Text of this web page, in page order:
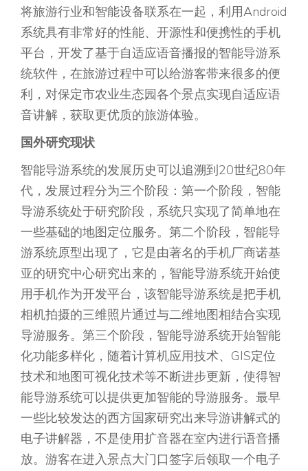
将旅游行业和智能设备联系在一起，利用Android
系统具有非常好的性能、开源性和便携性的手机
平台，开发了基于自适应语音播报的智能导游系
统软件，在旅游过程中可以给游客带来很多的便
利，对保定市农业生态园各个景点实现自适应语
音讲解，获取更优质的旅游体验。
国外研究现状
智能导游系统的发展历史可以追溯到20世纪80年
代，发展过程分为三个阶段：第一个阶段，智能
导游系统处于研究阶段，系统只实现了简单地在
一些基础的地图定位服务。第二个阶段，智能导
游系统原型出现了，它是由著名的手机厂商诺基
亚的研究中心研究出来的，智能导游系统开始使
用手机作为开发平台，该智能导游系统是把手机
相机拍摄的三维照片通过与二维地图相结合实现
导游服务。第三个阶段，智能导游系统开始智能
化功能多样化，随着计算机应用技术、GIS定位
技术和地图可视化技术等不断进步更新，使得智
能导游系统可以提供更加智能的导游服务。最早
一些比较发达的西方国家研究出来导游讲解式的
电子讲解器，不是使用扩音器在室内进行语音播
放。游客在进入景点大门口签字后领取一个电子